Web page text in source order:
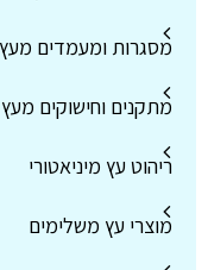
מסגרות ומעמדים מעץ
מתקנים וחישוקים מעץ
ריהוט עץ מיניאטורי
מוצרי עץ משלימים